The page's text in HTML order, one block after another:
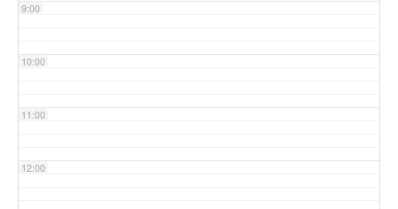
9:00
10:00
11:00
12:00